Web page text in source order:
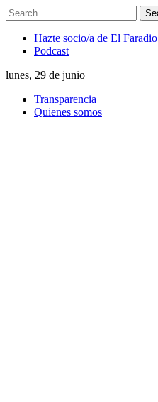
Hazte socio/a de El Faradio
Podcast
lunes, 29 de junio
Transparencia
Quienes somos